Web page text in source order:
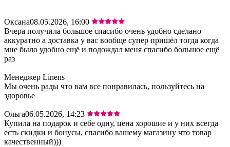
Оксана08.05.2026, 16:00
Вчера получила большое спасибо очень удобно сделано
аккуратно а доставка у вас вообще супер пришёл тогда когда
мне было удобно ещё и подождал меня спасибо большое ещё
раз
Менеджер Linens
Мы очень рады что вам все понравилась, пользуйтесь на
здоровье
Ольга06.05.2026, 14:23
Купила на подарок и себе одну, цена хорошие и у них всегда
есть скидки и бонусы, спасибо вашему магазину что товар
качественный)))